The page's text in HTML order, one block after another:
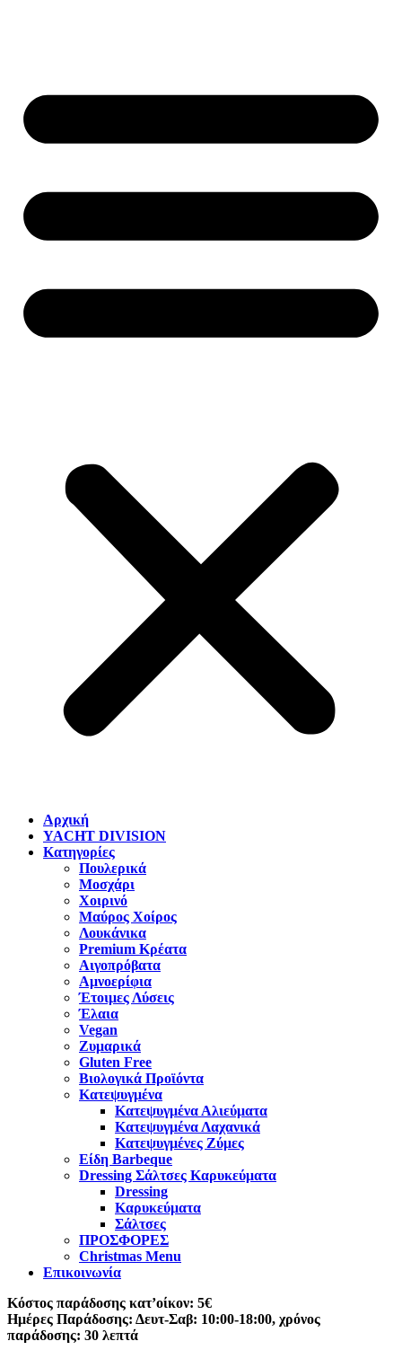
Αρχική
YACHT DIVISION
Κατηγορίες
Πουλερικά
Μοσχάρι
Χοιρινό
Μαύρος Χοίρος
Λουκάνικα
Premium Κρέατα
Αιγοπρόβατα
Αμνοερίφια
Έτοιμες Λύσεις
Έλαια
Vegan
Ζυμαρικά
Gluten Free
Βιολογικά Προϊόντα
Κατεψυγμένα
Κατεψυγμένα Αλιεύματα
Κατεψυγμένα Λαχανικά
Κατεψυγμένες Ζύμες
Είδη Barbeque
Dressing Σάλτσες Καρυκεύματα
Dressing
Καρυκεύματα
Σάλτσες
ΠΡΟΣΦΟΡΕΣ
Christmas Menu
Επικοινωνία
Κόστος παράδοσης κατ’οίκον: 5€
Ημέρες Παράδοσης: Δευτ-Σαβ: 10:00-18:00, χρόνος
παράδοσης: 30 λεπτά